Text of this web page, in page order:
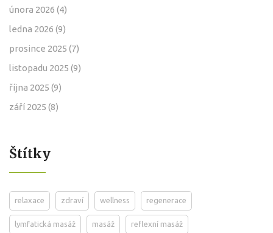
února 2026 (4)
ledna 2026 (9)
prosince 2025 (7)
listopadu 2025 (9)
října 2025 (9)
září 2025 (8)
Štítky
relaxace zdraví wellness regenerace
lymfatická masáž masáž reflexní masáž